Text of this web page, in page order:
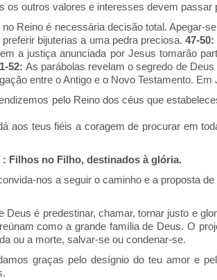
os outros valores e interesses devem
no Reino é necessária decisão total. Apegar-
bijuterias a uma pedra preciosa. 47-50:
a justiça anunciada por Jesus tomarão
52: As parábolas revelam o segredo de
entre o Antigo e o Novo Testamento.
pelo Reino dos céus que
aos teus fiéis a coragem de procurar em
: Filhos no Filho, destinados à glória.
nos a seguir o caminho e a proposta
Deus é predestinar, chamar, tornar justo e
como a grande família de Deus. O
ou a morte, salvar-se ou condenar-se.
graças pelo desígnio do teu amor e